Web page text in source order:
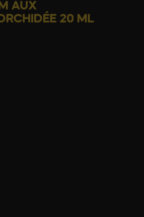
AUX
20 ML